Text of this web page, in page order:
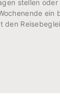
stellen
ein
den